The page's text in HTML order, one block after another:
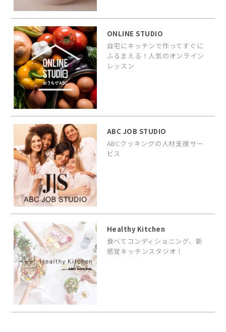
ONLINE STUDIO
自宅にキッチンで作ってすぐに
ふるまえる！人気のオンライン
レッスン
ABC JOB STUDIO
ABCクッキングの人材支援サー
ビス
Healthy Kitchen
食べてコンディショニング、新
感覚キッチンスタジオ！